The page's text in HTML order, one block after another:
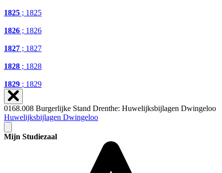
1825 ; 1825
1826 ; 1826
1827 ; 1827
1828 ; 1828
1829 ; 1829
0168.008 Burgerlijke Stand Drenthe: Huwelijksbijlagen Dwingeloo
Huwelijksbijlagen Dwingeloo
Mijn Studiezaal